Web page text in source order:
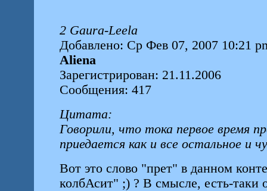
2 Gaura-Leela
Добавлено: Ср Фев 07, 2007 10:21
Aliena
Зарегистрирован: 21.11.2006
Сообщения: 417
Цитата:
Говорили, что тока первое время
приедается как и все остальное и
Вот это слово "прет" в данном
колбАсит" ;) ? В смысле, есть-таки